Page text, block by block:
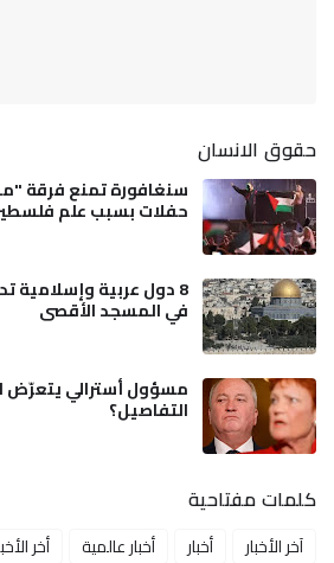
حقوق الانسان
سنغافورة تمنع فرقة
حفلات بسبب علم
8 دول عربية وإسلامية
في المسجد الأقصى
مسؤول أسترالي يتعرّض
التفاصيل؟
كلمات مفتاحية
آخر الأخبار أخبار أخبار عالمية أخر